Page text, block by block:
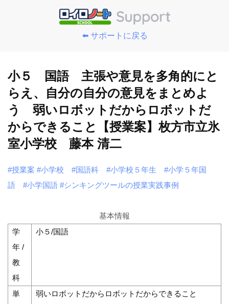
⬅️ サポートに戻る
小５ 国語 主張や意見を多角的にと
らえ、自分の自分の意見をまとめよ
う 弱いロボットだからロボットだ
からできること【授業案】枚方市立氷
室小学校 藤本 清二
#授業案 #小学校 #国語科 #小学校５年生
#小学５年国
語
#小学国語 #シンキングツールの授業実践事例
基本情報
学
年 /
教
科
小５/国語
単
弱いロボットだからロボットだからできること